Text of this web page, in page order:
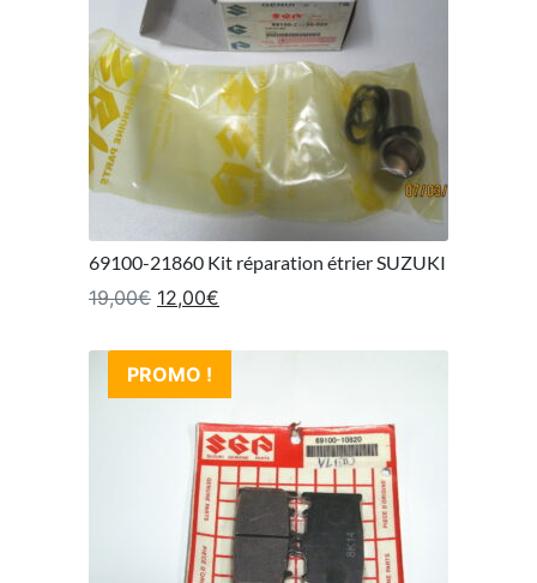
69100-21860 Kit réparation étrier SUZUKI
19,00€ Le prix initial était : 19,00€.
12,00€
PROMO !